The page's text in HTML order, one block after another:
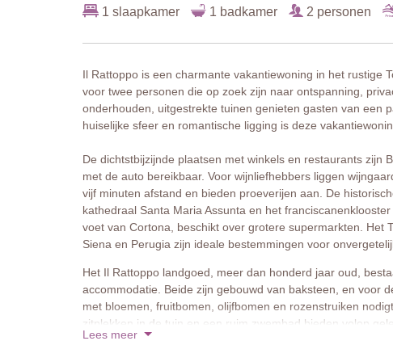
1 slaapkamer 1 badkamer 2 personen
Il Rattoppo is een charmante vakantiewoning in het rustige
voor twee personen die op zoek zijn naar ontspanning,
onderhouden, uitgestrekte tuinen genieten gasten van een
huiselijke sfeer en romantische ligging is deze
De dichtstbijzijnde plaatsen met winkels en restaurants zijn
met de auto bereikbaar. Voor wijnliefhebbers liggen
vijf minuten afstand en bieden proeverijen aan. De
kathedraal Santa Maria Assunta en het
voet van Cortona, beschikt over grotere supermarkten. Het
Siena en Perugia zijn ideale bestemmingen voor
Het Il Rattoppo landgoed, meer dan honderd jaar oud,
accommodatie. Beide zijn gebouwd van baksteen, en voor
met bloemen, fruitbomen, olijfbomen en rozenstruiken
zitplekken in de tuin en een ruim zwembad bieden volop
Lees meer